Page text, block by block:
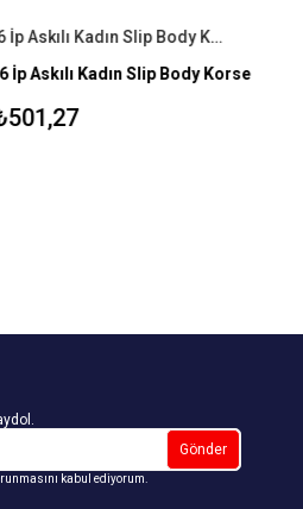
Elite Life 876 İp Askılı Kadın Slip Body Korse
İp Askılı Kadın Slip Body Korse
Poliamid %10 Elastan
Gönder
kabul ediyorum.